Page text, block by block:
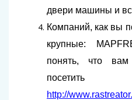
двери машины и
Компаний, как вы
крупные:
понять, что
http://